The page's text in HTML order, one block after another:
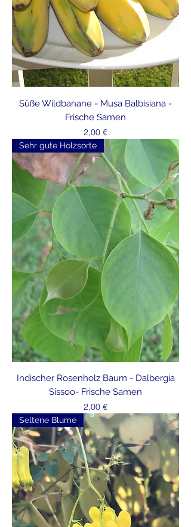
Süße Wildbanane - Musa Balbisiana -
Frische Samen
Preis
2,00 €
Sehr gute Holzsorte
Indischer Rosenholz Baum - Dalbergia
Sissoo- Frische Samen
Preis
2,00 €
Seltene Blume